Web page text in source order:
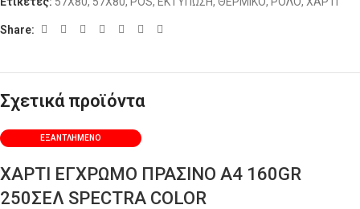
Share:
Σχετικά προϊόντα
ΕΞΑΝΤΛΗΜΈΝΟ
ΧΑΡΤΙ ΕΓΧΡΩΜΟ ΠΡΑΣΙΝΟ Α4 160GR
250ΣΕΛ SPECTRA COLOR